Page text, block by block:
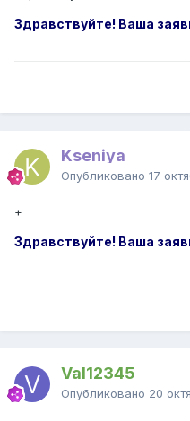
Здравствуйте! Ваша
Kseniya
Опубликовано 17
+
Здравствуйте! Ваша
Val12345
Опубликовано 20